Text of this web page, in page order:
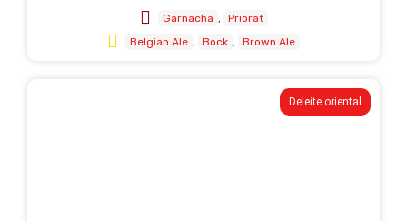
Garnacha
Priorat
Belgian Ale
Bock Brown Ale
Deleite oriental